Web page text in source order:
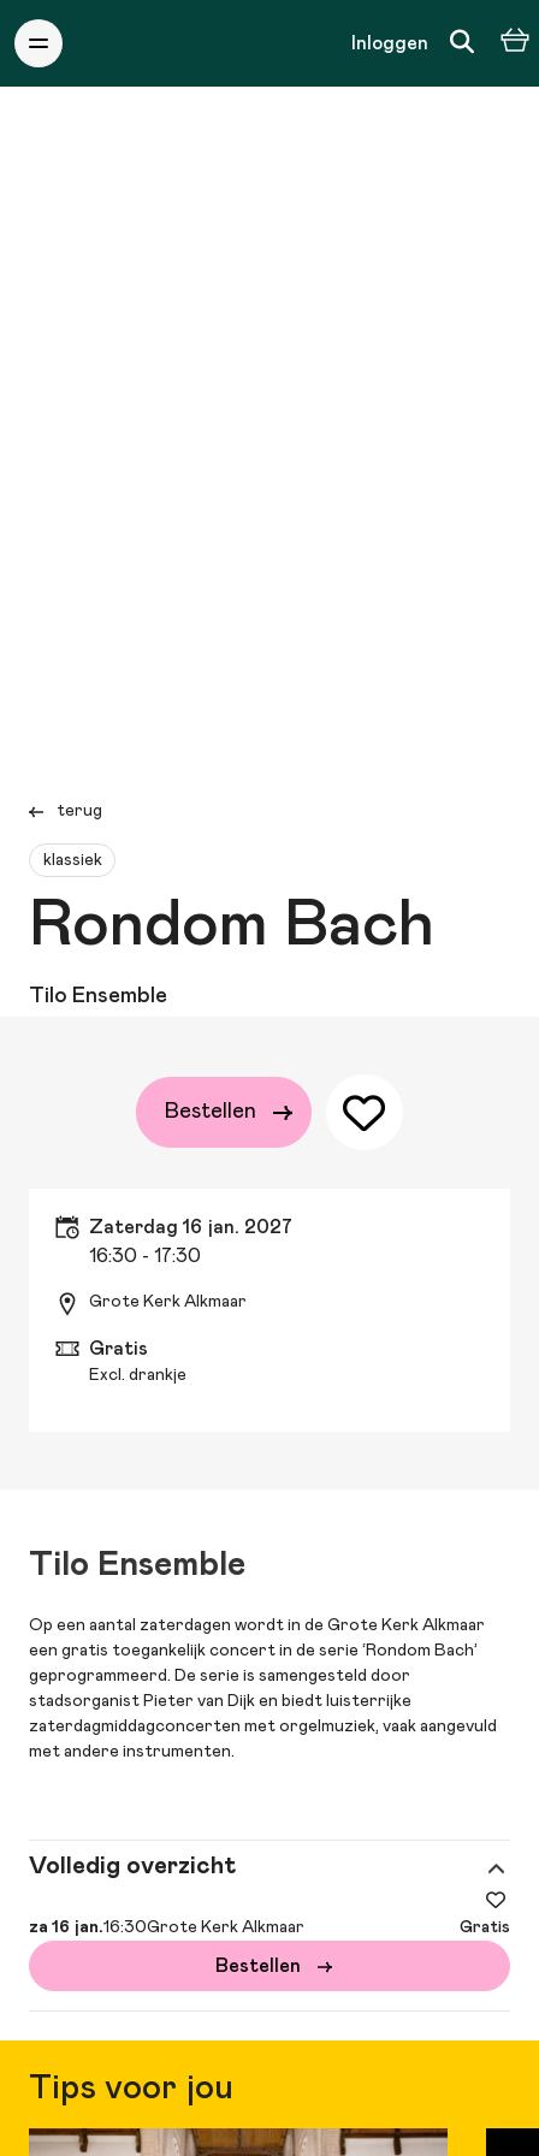
Inloggen
terug
klassiek
Rondom Bach
Tilo Ensemble
Bestellen
zaterdag 16 jan. 2027
16:30 - 17:30
Grote Kerk Alkmaar
Gratis
Excl. drankje
Tilo Ensemble
Op een aantal zaterdagen wordt in de Grote Kerk Alkmaar
een gratis toegankelijk concert in de serie ‘Rondom Bach’
geprogrammeerd. De serie is samengesteld door
stadsorganist Pieter van Dijk en biedt luisterrijke
zaterdagmiddagconcerten met orgelmuziek, vaak aangevuld
met andere instrumenten.
Volledig overzicht
za 16 jan.16:30Grote Kerk Alkmaar Gratis
Bestellen
Tips voor jou